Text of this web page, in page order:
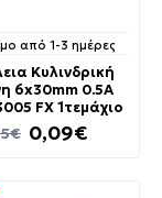
από 1-3 ημέρες
Κυλινδρική
6x30mm 0.5A
FX 1τεμάχιο
0,09€